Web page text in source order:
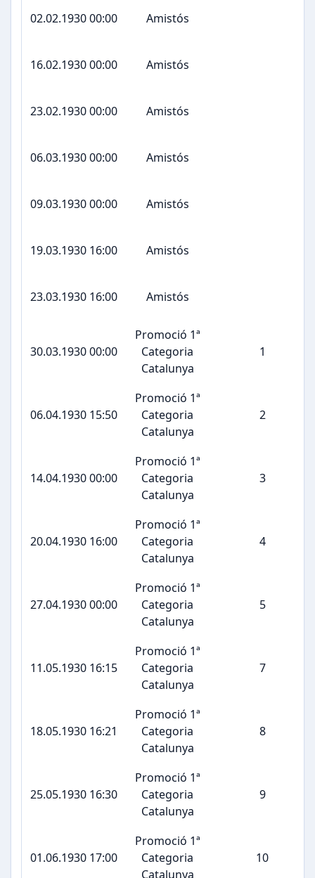
02.02.1930 00:00 Amistós
16.02.1930 00:00 Amistós
23.02.1930 00:00 Amistós
06.03.1930 00:00 Amistós
09.03.1930 00:00 Amistós
19.03.1930 16:00 Amistós
23.03.1930 16:00 Amistós
30.03.1930 00:00
Promoció 1ª
Categoria
Catalunya
1
06.04.1930 15:50
Promoció 1ª
Categoria
Catalunya
2
14.04.1930 00:00
Promoció 1ª
Categoria
Catalunya
3
20.04.1930 16:00
Promoció 1ª
Categoria
Catalunya
4
27.04.1930 00:00
Promoció 1ª
Categoria
Catalunya
5
11.05.1930 16:15
Promoció 1ª
Categoria
Catalunya
7
18.05.1930 16:21
Promoció 1ª
Categoria
Catalunya
8
25.05.1930 16:30
Promoció 1ª
Categoria
Catalunya
9
01.06.1930 17:00
Promoció 1ª
Categoria
Catalunya
10